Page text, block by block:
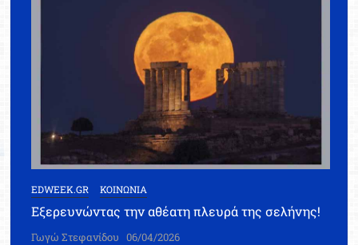
EDWEEK.GR ΚΟΙΝΩΝΙΑ
Εξερευνώντας την αθέατη πλευρά της σελήνης!
Γωγώ Στεφανίδου 06/04/2026